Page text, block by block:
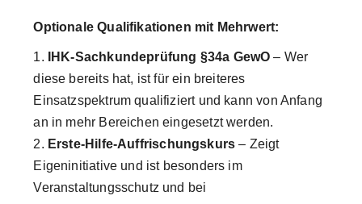
Optionale Qualifikationen mit Mehrwert:
IHK-Sachkundeprüfung §34a GewO – Wer
diese bereits hat, ist für ein breiteres
Einsatzspektrum qualifiziert und kann von Anfang
an in mehr Bereichen eingesetzt werden.
Erste-Hilfe-Auffrischungskurs – Zeigt
Eigeninitiative und ist besonders im
Veranstaltungsschutz und bei